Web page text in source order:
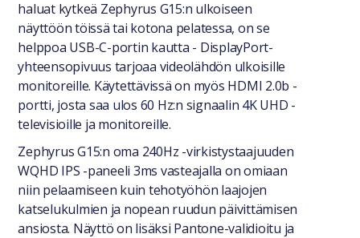
haluat kytkeä Zephyrus G15:n ulkoiseen
näyttöön töissä tai kotona pelatessa, on se
helppoa USB-C-portin kautta - DisplayPort-
yhteensopivuus tarjoaa videolähdön ulkoisille
monitoreille. Käytettävissä on myös HDMI 2.0b -
portti, josta saa ulos 60 Hz:n signaalin 4K UHD -
televisioille ja monitoreille.
Zephyrus G15:n oma 240Hz -virkistystaajuuden
WQHD IPS -paneeli 3ms vasteajalla on omiaan
niin pelaamiseen kuin tehotyöhön laajojen
katselukulmien ja nopean ruudun päivittämisen
ansiosta. Näyttö on lisäksi Pantone-validioitu ja